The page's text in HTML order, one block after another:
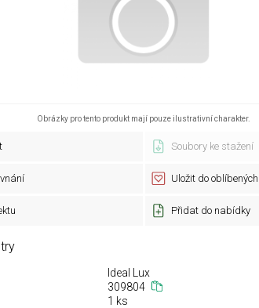
Obrázky pro tento produkt mají pouze ilustrativní charakter.
Soubory ke stažení
Uložit do oblíbených
Přidat do nabídky
Ideal Lux
309804
1 ks